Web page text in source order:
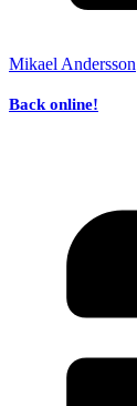
Mikael Andersson
Back online!